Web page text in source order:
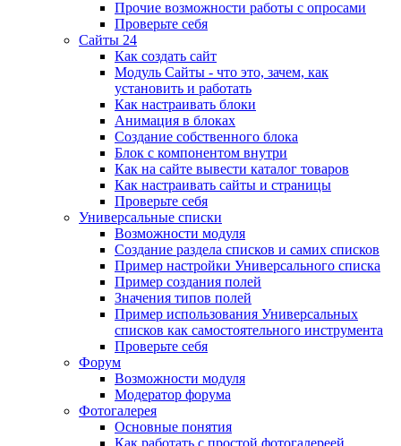
Прочие возможности работы с опросами
Проверьте себя
Сайты 24
Как создать сайт
Модуль Сайты - что это, зачем, как
установить и работать
Как настраивать блоки
Анимация в блоках
Создание собственного блока
Блок с компонентом внутри
Как на сайте вывести каталог товаров
Как настраивать сайты и страницы
Проверьте себя
Универсальные списки
Возможности модуля
Создание раздела списков и самих списков
Пример настройки Универсального списка
Пример создания полей
Значения типов полей
Пример использования Универсальных
списков как самостоятельного инструмента
Проверьте себя
Форум
Возможности модуля
Модератор форума
Фотогалерея
Основные понятия
Как работать с простой фотогалереей